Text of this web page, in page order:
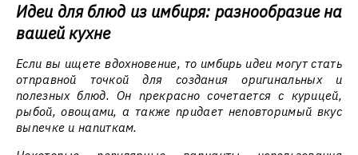
Идеи для блюд из имбиря: разнообразие на
вашей кухне
Если вы ищете вдохновение, то имбирь идеи могут стать
отправной точкой для создания оригинальных и
полезных блюд. Он прекрасно сочетается с курицей,
рыбой, овощами, а также придает неповторимый вкус
выпечке и напиткам.